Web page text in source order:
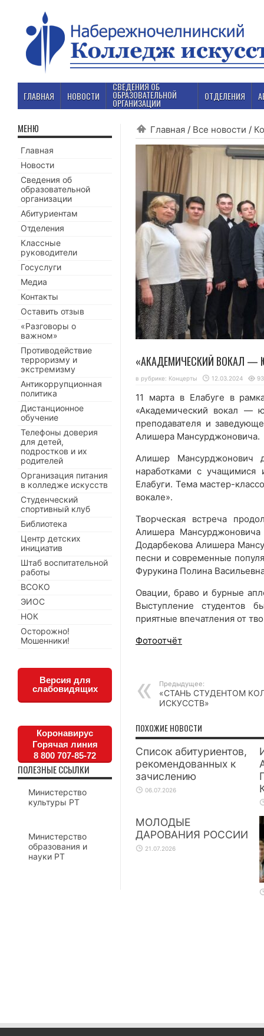
ГЛАВНАЯ НОВОСТИ
СВЕДЕНИЯ ОБ
ОБРАЗОВАТЕЛЬНОЙ
ОРГАНИЗАЦИИ
ОТДЕЛЕНИЯ
Главная / Все новости /
«АКАДЕМИЧЕСКИЙ ВОКАЛ —
в рубрике: Концерты 12.03.2024
11 марта в Елабуге в
«Академический вокал —
преподавателя и
Алишера Мансурджоновича.
Алишер Мансурджонович
наработками с
Елабуги. Тема мастер-
вокале».
Творческая встреча
Алишера
Додарбекова Алишера
песни и современные
Фурукина Полина
Овации, браво и бурные
Выступление студентов
приятные впечатления от
Фотоотчёт
Предыдущее:
«СТАНЬ СТУДЕНТОМ
ИСКУССТВ»
ПОХОЖИЕ НОВОСТИ
Список абитуриентов,
рекомендованных к
зачислению
06.07.2026
МОЛОДЫЕ
ДАРОВАНИЯ РОССИИ
21.07.2026
МЕНЮ
Главная
Новости
Сведения об
образовательной
организации
Абитуриентам
Отделения
Классные
руководители
Госуслуги
Медиа
Контакты
Оставить отзыв
«Разговоры о
важном»
Противодействие
терроризму и
экстремизму
Антикоррупционная
политика
Дистанционное
обучение
Телефоны доверия
для детей,
подростков и их
родителей
Организация питания
в колледже искусств
Студенческий
спортивный клуб
Библиотека
Центр детских
инициатив
Штаб воспитательной
работы
ВСОКО
ЭИОС
НОК
Осторожно!
Мошенники!
Версия для
слабовидящих
Коронавирус
Горячая линия
8 800 707-85-72
ПОЛЕЗНЫЕ ССЫЛКИ
Министерство
культуры РТ
Министерство
образования и
науки РТ